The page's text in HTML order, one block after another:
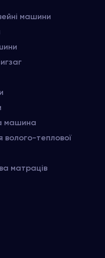
машини
машина
теплової
матраців